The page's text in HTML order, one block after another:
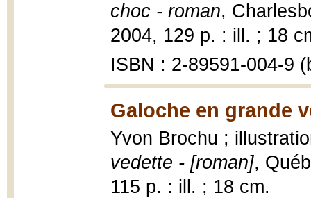
choc - roman,
2004, 129 p. : ill. ; 18
ISBN : 2-89591-004-9
Galoche en grande
Yvon Brochu ;
vedette - [roman],
115 p. : ill. ; 18 cm.